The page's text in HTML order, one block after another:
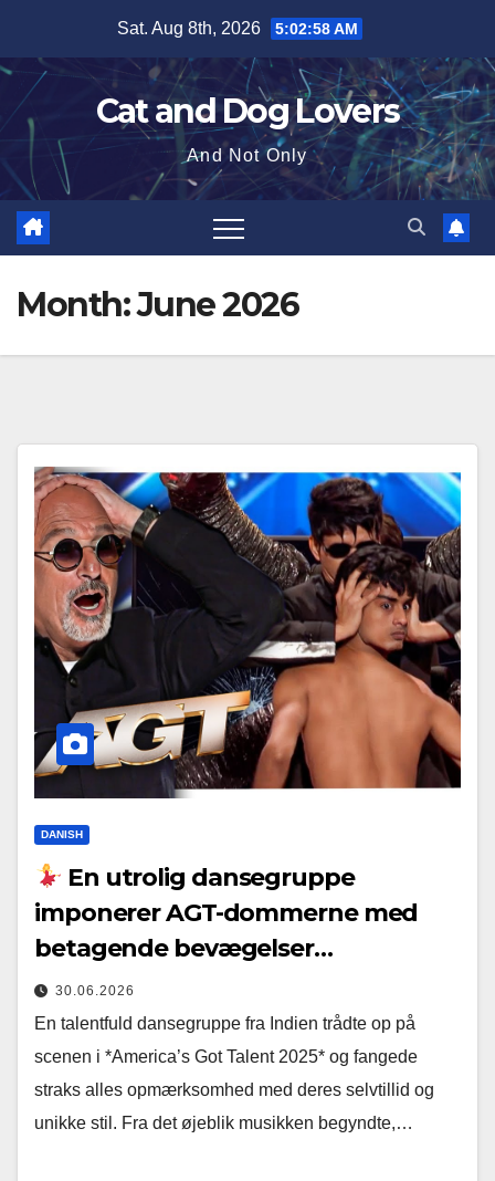
content
Sat. Aug 8th, 2026 5:03:00 AM
Cat and Dog Lovers
And Not Only
Month:June 2026
DANISH
En utrolig dansegruppe
imponerer AGT-dommerne med
betagende bevægelser…
30.06.2026
En talentfuld dansegruppe fra Indien trådte op på
scenen i *America’s Got Talent 2025* og fangede
straks alles opmærksomhed med deres selvtillid og
unikke stil. Fra det øjeblik musikken begyndte,…